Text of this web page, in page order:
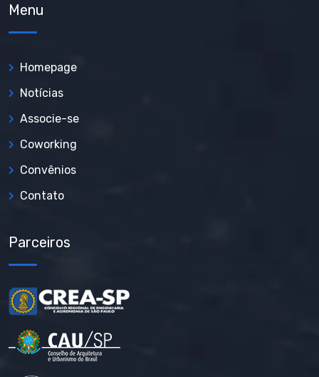
Menu
Homepage
Notícias
Associe-se
Coworking
Convênios
Contato
Parceiros